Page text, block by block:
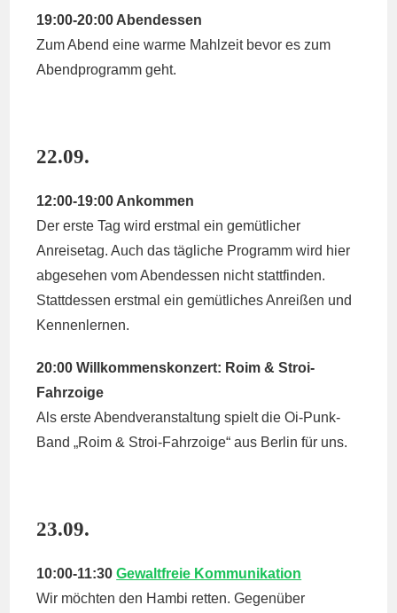
19:00-20:00 Abendessen
Zum Abend eine warme Mahlzeit bevor es zum
Abendprogramm geht.
22.09.
12:00-19:00 Ankommen
Der erste Tag wird erstmal ein gemütlicher
Anreisetag. Auch das tägliche Programm wird hier
abgesehen vom Abendessen nicht stattfinden.
Stattdessen erstmal ein gemütliches Anreißen und
Kennenlernen.
20:00 Willkommenskonzert: Roim & Stroi-
Fahrzoige
Als erste Abendveranstaltung spielt die Oi-Punk-
Band „Roim & Stroi-Fahrzoige“ aus Berlin für uns.
23.09.
10:00-11:30Gewaltfreie Kommunikation
Wir möchten den Hambi retten. Gegenüber